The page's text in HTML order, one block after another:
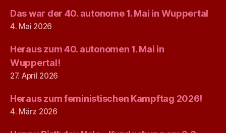
Das war der 40. autonome 1. Mai in Wuppertal
4. Mai 2026
Heraus zum 40. autonomen 1. Mai in
Wuppertal!
27. April 2026
Heraus zum feministischen Kampftag 2026!
4. März 2026